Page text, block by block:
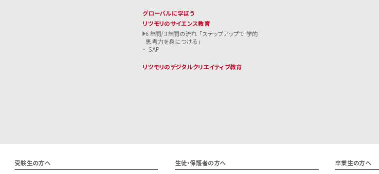
グローバルに学ぼう
リツモリのサイエンス教育
6年間/3年間の流れ 「ステップアップで 学的
思考力を身につける」
SAP
リツモリのデジタルクリエイティブ教育
受験生の方へ
生徒・保護者の方へ
卒業生の方へ